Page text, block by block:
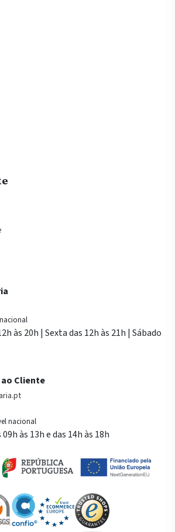
às 20h | Sexta das 12h às 21h | Sábado
ao Cliente
nacional
às 13h e das 14h às 18h